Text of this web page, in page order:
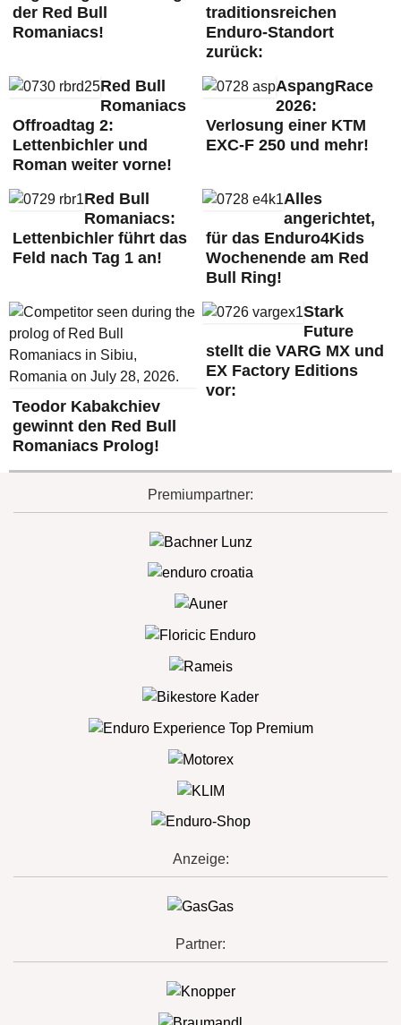
der Red Bull
Romaniacs!
traditionsreichen
Enduro-Standort
zurück:
Red Bull
Romaniacs
Offroadtag 2:
Lettenbichler und
Roman weiter vorne!
AspangRace
2026:
Verlosung einer KTM
EXC-F 250 und mehr!
Red Bull
Romaniacs:
Lettenbichler führt das
Feld nach Tag 1 an!
Alles
angerichtet,
für das Enduro4Kids
Wochenende am Red
Bull Ring!
Teodor Kabakchiev
gewinnt den Red Bull
Romaniacs Prolog!
Stark
Future
stellt die VARG MX und
EX Factory Editions
vor:
Premiumpartner:
Anzeige:
Partner: